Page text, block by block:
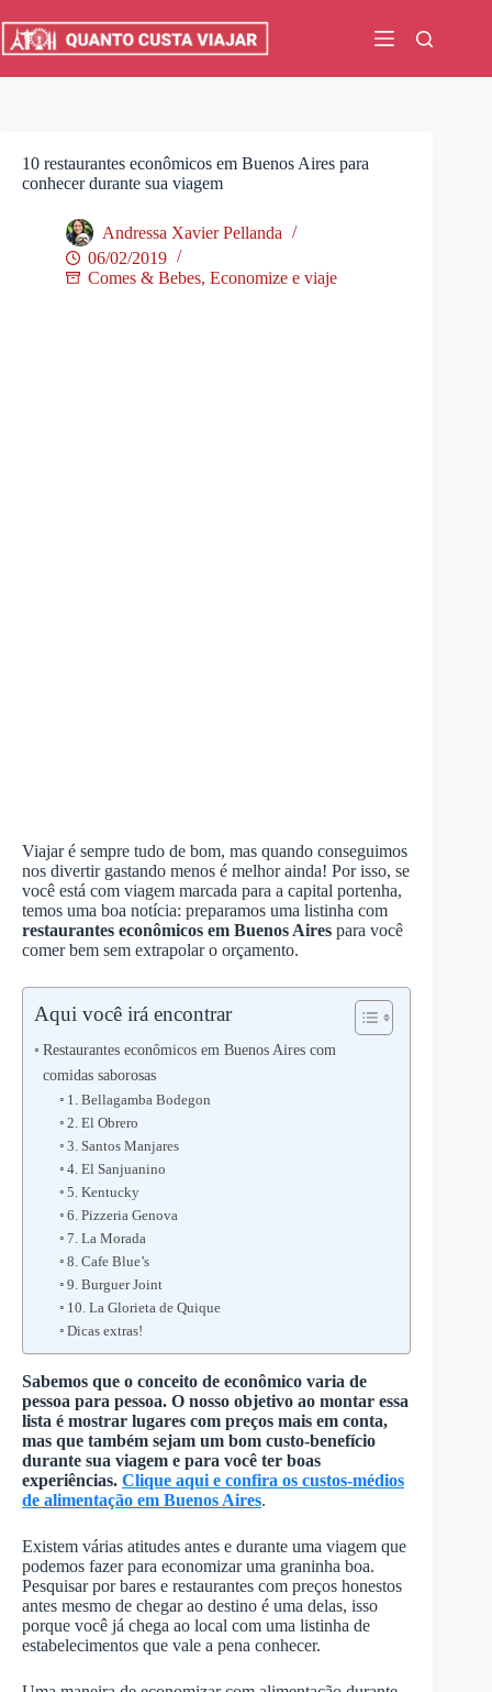
para
10 restaurantes econômicos em Buenos Aires para
conhecer durante sua viagem
Andressa Xavier Pellanda
06/02/2019
Comes & Bebes, Economize e viaje
Viajar é sempre tudo de bom, mas quando conseguimos
nos divertir gastando menos é melhor ainda! Por isso, se
você está com viagem marcada para a capital portenha,
temos uma boa notícia: preparamos uma listinha com
restaurantes econômicos em Buenos Aires para você
comer bem sem extrapolar o orçamento.
Aqui você irá encontrar
Restaurantes econômicos em Buenos Aires com
comidas saborosas
1. Bellagamba Bodegon
2. El Obrero
3. Santos Manjares
4. El Sanjuanino
5. Kentucky
6. Pizzeria Genova
7. La Morada
8. Cafe Blue’s
9. Burguer Joint
10. La Glorieta de Quique
Dicas extras!
Sabemos que o conceito de econômico varia de
pessoa para pessoa. O nosso objetivo ao montar essa
lista é mostrar lugares com preços mais em conta,
mas que também sejam um bom custo-benefício
durante sua viagem e para você ter boas
experiências. Clique aqui e confira os custos-médios
de alimentação em Buenos Aires.
Existem várias atitudes antes e durante uma viagem que
podemos fazer para economizar uma graninha boa.
Pesquisar por bares e restaurantes com preços honestos
antes mesmo de chegar ao destino é uma delas, isso
porque você já chega ao local com uma listinha de
estabelecimentos que vale a pena conhecer.